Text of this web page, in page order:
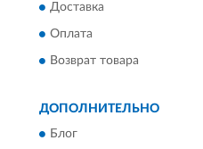
Доставка
Оплата
Возврат товара
ДОПОЛНИТЕЛЬНО
Блог